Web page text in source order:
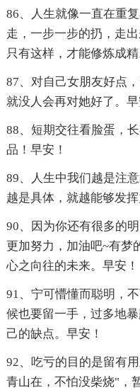
86、人生就像一直在重
走，一步一步的扔，走
只有这样，才能修炼成精
87、对自己女朋友好点
就没人会再对她好了。早
88、短期交往看脸蛋，
品！早安！
89、人生中我们越是注
越是具体，就越能够发
90、因为你还有很多的
更加努力，加油吧~有梦
心之向往的未来。早安！
91、宁可懵懂而聪明，
候也要留一手，过多地
己的缺点。早安！
92、吃亏的目的是留有
青山在，不怕没柴烧"，